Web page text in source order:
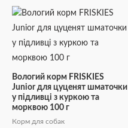
Вологий корм FRISKIES
Junior для цуценят шматочки
у підливці з куркою та
морквою 100 г
Корм для собак